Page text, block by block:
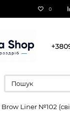
0
Liner №102